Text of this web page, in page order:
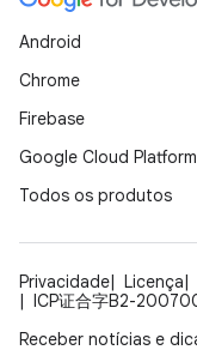
Android
Chrome
Firebase
Google Cloud Platform
Todos os produtos
Privacidade Licença
ICP证合字B2-
Receber notícias e